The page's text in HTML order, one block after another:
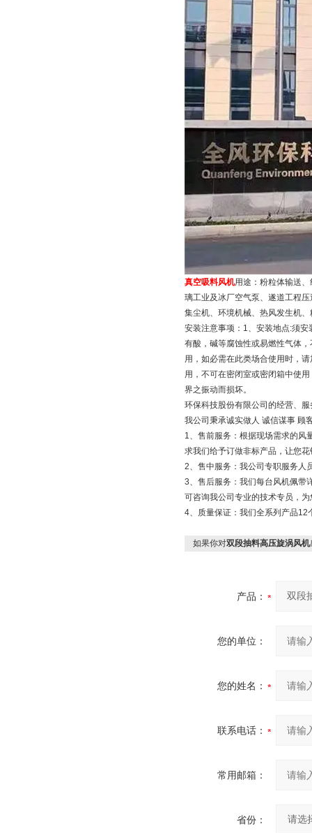
真空吸料风机用途：粉粒体输送
璃工业及冰厂空气泵、遂道工程
集尘机、环境机械、热风发生机
安装注意事项：1、安装地点:须
有酸，碱等腐蚀性或易燃性气体
用，如必需在此类场合使用时，
用，不可在密闭室或密闭箱中使
界之振动而损坏。
环保科技股份有限公司的经营、服
我公司秉承诚实做人 诚信谋事 顾
1、售前服务：根据现场需求的风
求我们给予订做非标产品，让您
2、售中服务：我公司专职服务人
3、售后服务：我们每台风机佩带
可咨询我公司专业的技术专员，
4、质量保证：我们全系列产品12
如果你对双段抽料高压旋涡风机
产品：
您的单位：
您的姓名：
联系电话：
常用邮箱：
省份：